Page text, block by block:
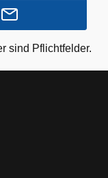
sind Pflichtfelder.